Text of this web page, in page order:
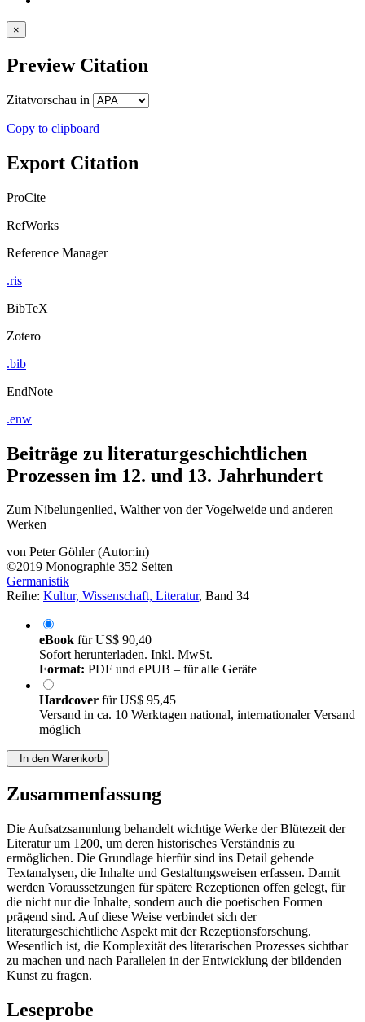
×
Preview Citation
Zitatvorschau in
Copy to clipboard
Export Citation
ProCite
RefWorks
Reference Manager
.ris
BibTeX
Zotero
.bib
EndNote
.enw
Beiträge zu literaturgeschichtlichen
Prozessen im 12. und 13. Jahrhundert
Zum Nibelungenlied, Walther von der Vogelweide und anderen
Werken
von Peter Göhler (Autor:in)
©2019 Monographie 352 Seiten
Germanistik
Reihe: Kultur, Wissenschaft, Literatur, Band 34
eBook fürUS$ 90,40
Sofort herunterladen. Inkl. MwSt.
Format: PDF und ePUB – für alle Geräte
Hardcover fürUS$ 95,45
Versand in ca. 10 Werktagen national, internationaler Versand
möglich
In den Warenkorb
Zusammenfassung
Die Aufsatzsammlung behandelt wichtige Werke der Blütezeit der
Literatur um 1200, um deren historisches Verständnis zu
ermöglichen. Die Grundlage hierfür sind ins Detail gehende
Textanalysen, die Inhalte und Gestaltungsweisen erfassen. Damit
werden Voraussetzungen für spätere Rezeptionen offen gelegt, für
die nicht nur die Inhalte, sondern auch die poetischen Formen
prägend sind. Auf diese Weise verbindet sich der
literaturgeschichtliche Aspekt mit der Rezeptionsforschung.
Wesentlich ist, die Komplexität des literarischen Prozesses sichtbar
zu machen und nach Parallelen in der Entwicklung der bildenden
Kunst zu fragen.
Leseprobe